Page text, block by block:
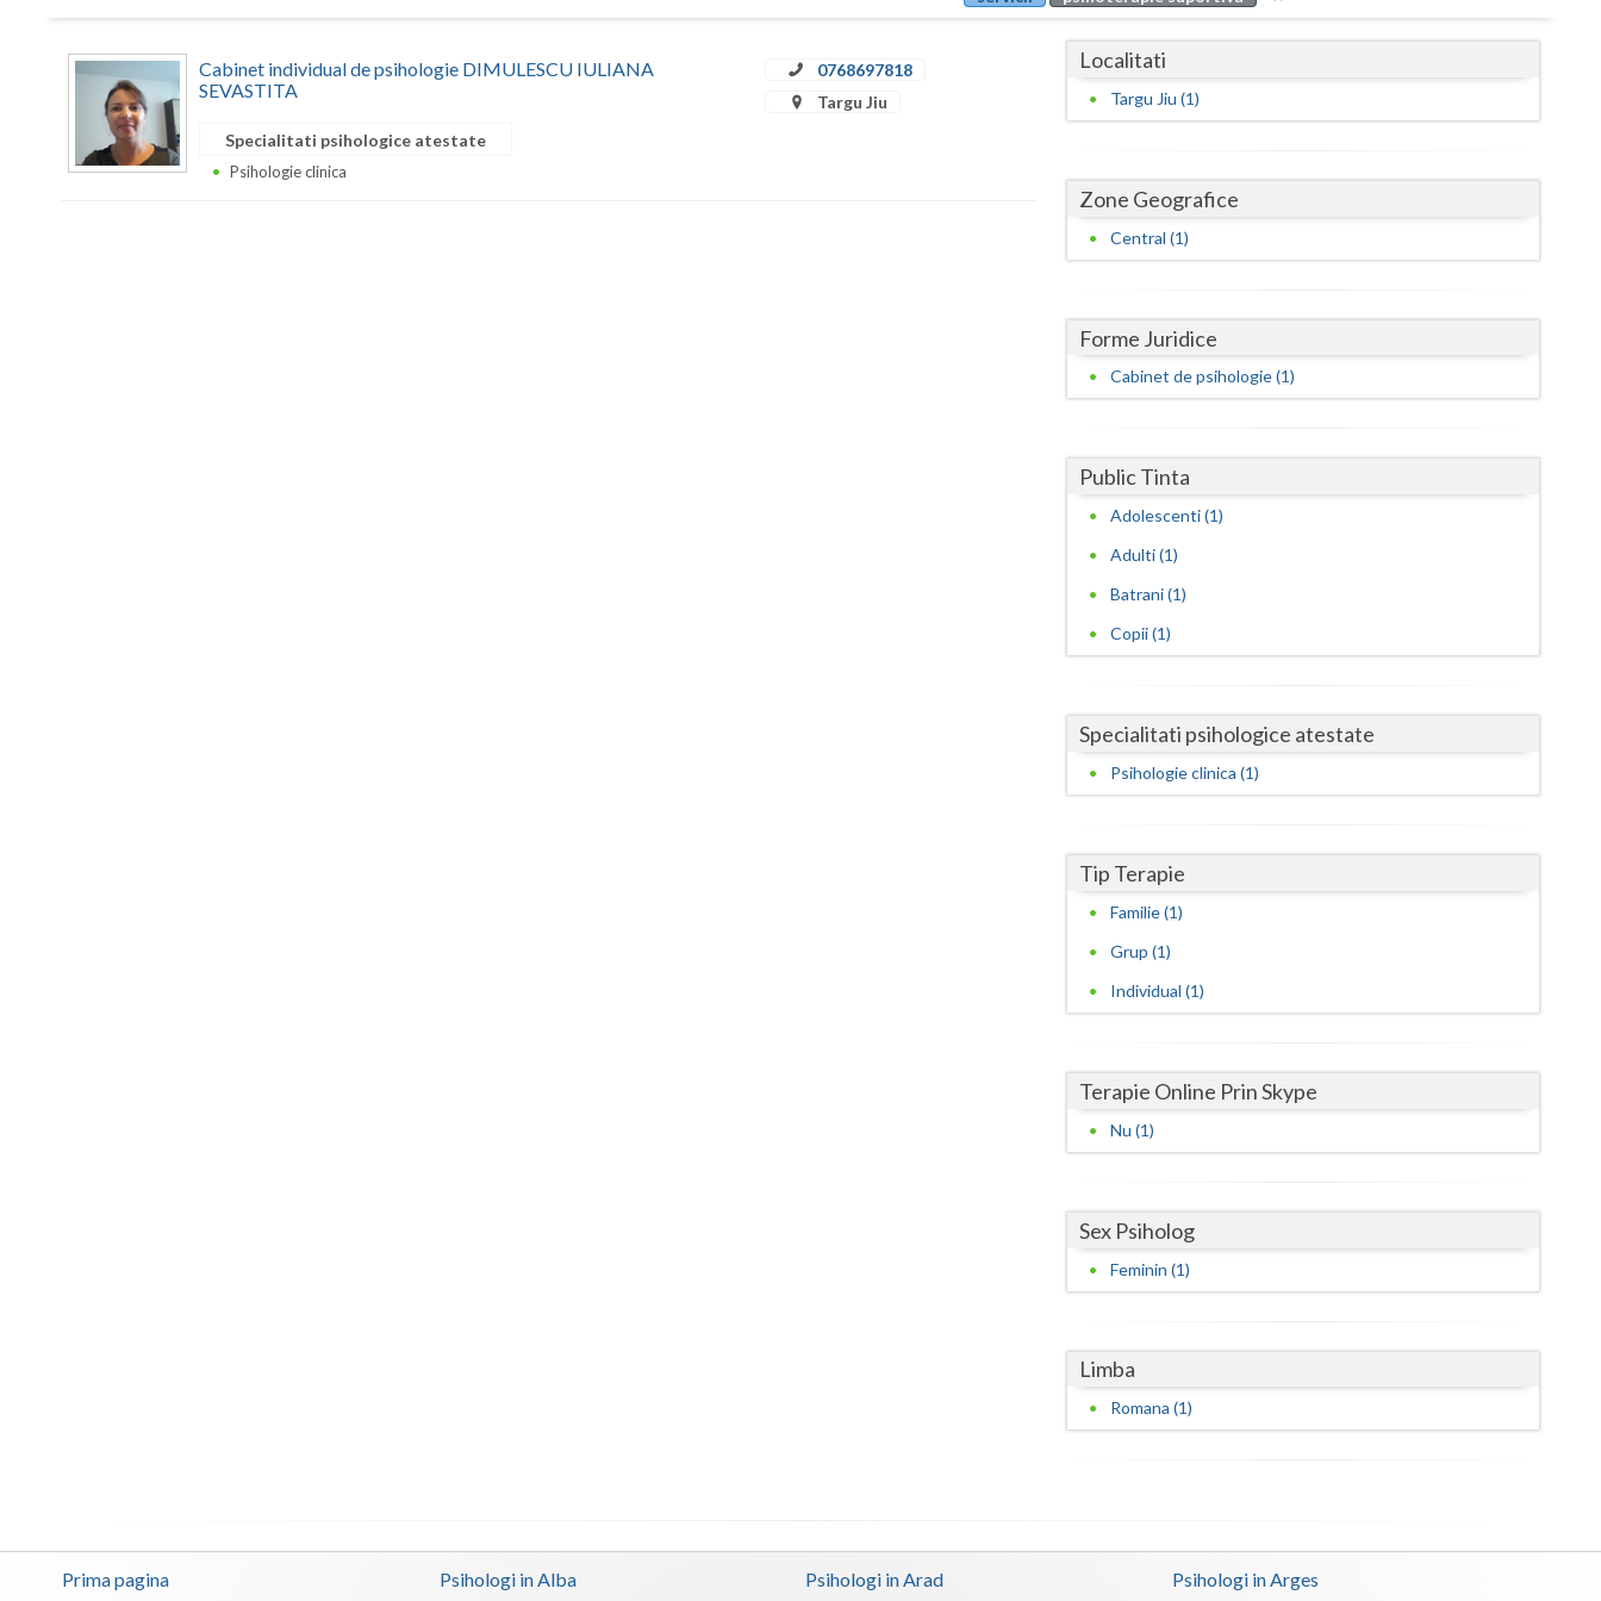
Buzau
Galati
Ilfov
Maramures
Prahova
Satu-Mare
Sibiu
Teleorman
Tulcea
Cabinet individual de psihologie DIMULESCU IULIANA
SEVASTITA
0768697818
Targu Jiu
Specialitati psihologice atestate
Psihologie clinica
Localitati
Targu Jiu (1)
Zone Geografice
Central (1)
Forme Juridice
Cabinet de psihologie (1)
Public Tinta
Adolescenti (1)
Adulti (1)
Batrani (1)
Copii (1)
Specialitati psihologice atestate
Psihologie clinica (1)
Tip Terapie
Familie (1)
Grup (1)
Individual (1)
Terapie Online Prin Skype
Nu (1)
Sex Psiholog
Feminin (1)
Limba
Romana (1)
Prima pagina Psihologi in Alba Psihologi in Arad Psihologi in Arges